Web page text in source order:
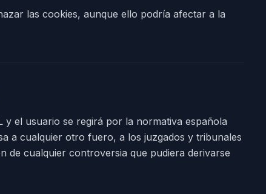
las cookies, aunque ello podría afectar a la
y el usuario se regirá por la normativa española
a cualquier otro fuero, a los juzgados y tribunales
de cualquier controversia que pudiera derivarse